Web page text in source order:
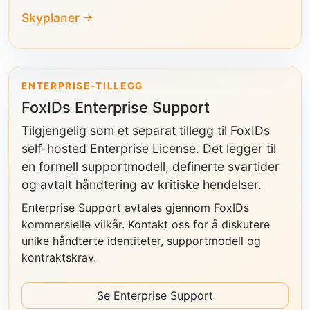
Skyplaner
ENTERPRISE-TILLEGG
FoxIDs Enterprise Support
Tilgjengelig som et separat tillegg til FoxIDs
self-hosted Enterprise License. Det legger til
en formell supportmodell, definerte svartider
og avtalt håndtering av kritiske hendelser.
Enterprise Support avtales gjennom FoxIDs
kommersielle vilkår. Kontakt oss for å diskutere
unike håndterte identiteter, supportmodell og
kontraktskrav.
Se Enterprise Support